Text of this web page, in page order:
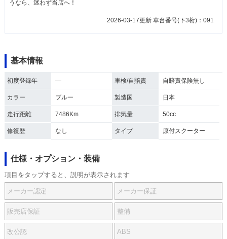
うなら、迷わず当店へ！
2026-03-17更新 車台番号(下3桁)：091
基本情報
初度登録年 ― 車検/自賠責 自賠責保険無し
カラー ブルー 製造国 日本
走行距離 7486Km 排気量 50cc
修復歴 なし タイプ 原付スクーター
仕様・オプション・装備
項目をタップすると、説明が表示されます
メーカー認定 メーカー保証
販売店保証 整備
改公認 ABS